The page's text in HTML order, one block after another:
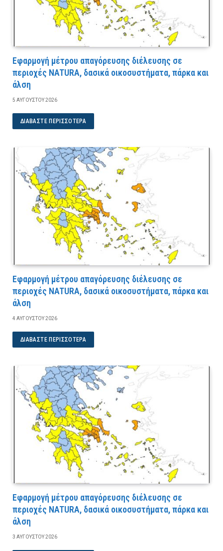
Εφαρμογή μέτρου απαγόρευσης διέλευσης σε
περιοχές NATURA, δασικά οικοσυστήματα, πάρκα και
άλση
5 ΑΥΓΟΎΣΤΟΥ 2026
ΔΙΑΒΆΣΤΕ ΠΕΡΙΣΣΌΤΕΡΑ
Εφαρμογή μέτρου απαγόρευσης διέλευσης σε
περιοχές NATURA, δασικά οικοσυστήματα, πάρκα και
άλση
4 ΑΥΓΟΎΣΤΟΥ 2026
ΔΙΑΒΆΣΤΕ ΠΕΡΙΣΣΌΤΕΡΑ
Εφαρμογή μέτρου απαγόρευσης διέλευσης σε
περιοχές NATURA, δασικά οικοσυστήματα, πάρκα και
άλση
3 ΑΥΓΟΎΣΤΟΥ 2026